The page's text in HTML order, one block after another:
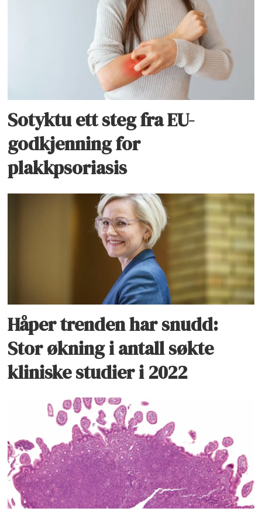
Sotyktu ett steg fra EU-
godkjenning for
plakkpsoriasis
Håper trenden har snudd:
Stor økning i antall søkte
kliniske studier i 2022